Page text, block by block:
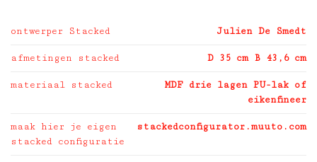
ontwerper Stacked Julien De Smedt
afmetingen stacked D 35 cm B 43,6 cm
materiaal stacked
MDF drie lagen PU-lak of
eikenfineer
maak hier je eigen
stacked configuratie
stackedconfigurator.muuto.com